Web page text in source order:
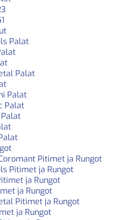
Palat
Palat
Palat
Palat
Pitimet ja Rungot
Pitimet ja Rungot
ja Rungot
ja Rungot
Pitimet ja Rungot
ja Rungot